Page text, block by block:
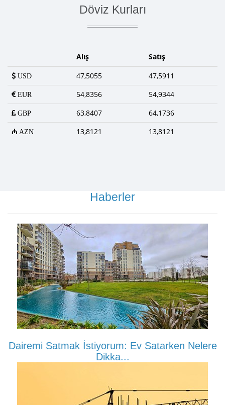
Döviz Kurları
Alış Satış
USD 47,5055 47,5911
EUR 54,8356 54,9344
GBP 63,8407 64,1736
AZN 13,8121 13,8121
Haberler
Dairemi Satmak İstiyorum: Ev Satarken Nelere
Dikka...